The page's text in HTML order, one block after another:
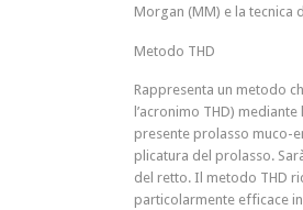
Morgan (MM) e la tecnica
Metodo THD
Rappresenta un metodo
l’acronimo THD)
presente prolasso muco-
plicatura del prolasso.
del retto. Il metodo THD
particolarmente efficace